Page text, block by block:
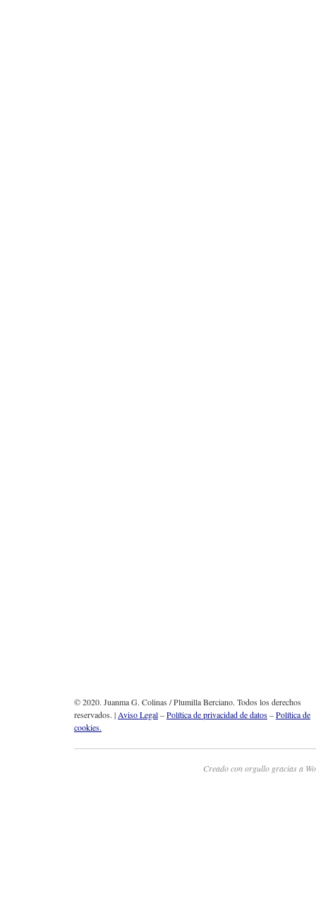
© 2020. Juanma G. Colinas / Plumilla Berciano. Todos los derechos
reservados. |Aviso Legal–Política de privacidad de datos–Política de
cookies.
Creado con orgullo gracias a